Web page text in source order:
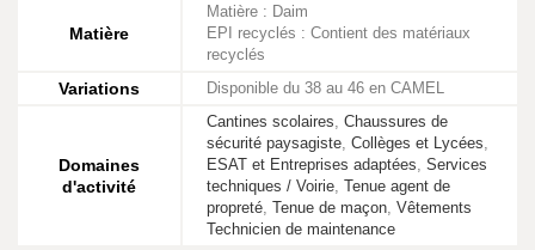
Matière
Matière : Daim
EPI recyclés : Contient des matériaux
recyclés
Variations Disponible du 38 au 46 en CAMEL
Domaines
d'activité
Cantines scolaires, Chaussures de
sécurité paysagiste, Collèges et Lycées,
ESAT et Entreprises adaptées, Services
techniques / Voirie, Tenue agent de
propreté, Tenue de maçon, Vêtements
Technicien de maintenance